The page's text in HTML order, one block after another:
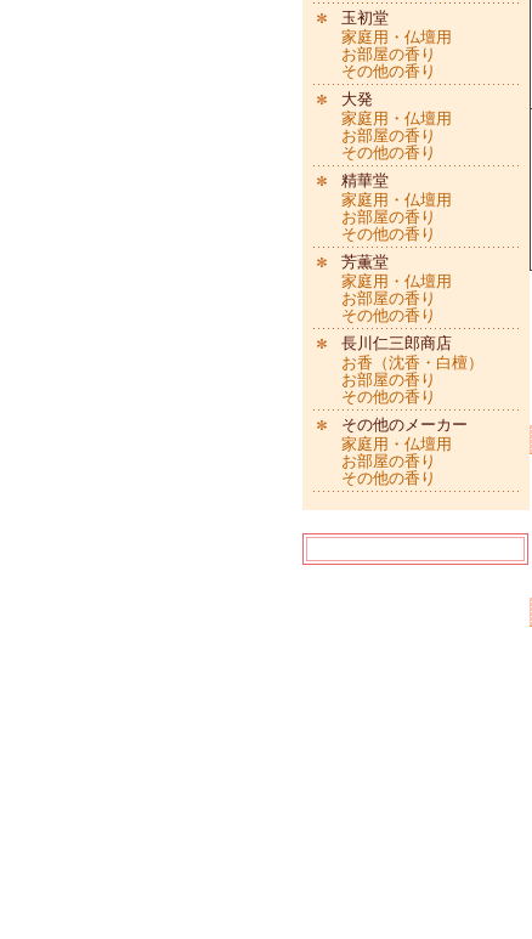
玉初堂
家庭用・仏壇用
お部屋の香り
その他の香り
大発
家庭用・仏壇用
お部屋の香り
その他の香り
精華堂
家庭用・仏壇用
お部屋の香り
その他の香り
芳薫堂
家庭用・仏壇用
お部屋の香り
その他の香り
長川仁三郎商店
お香（沈香・白檀）
お部屋の香り
その他の香り
その他のメーカー
家庭用・仏壇用
お部屋の香り
その他の香り